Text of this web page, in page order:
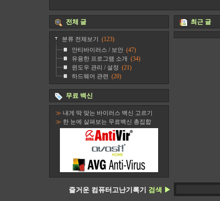
전체 글
분류 전체보기
(123)
안티바이러스 / 보안 (47)
유용한 프로그램 소개 (34)
윈도우 관리 / 설정 (21)
하드웨어 관련 (20)
무료 백신
≫ 내게 딱 맞는 바이러스 백신 고르기
≫ 한 눈에 살펴보는 무료백신 총집합
최근 글
즐거운 컴퓨터고난기록기 검색 ▶